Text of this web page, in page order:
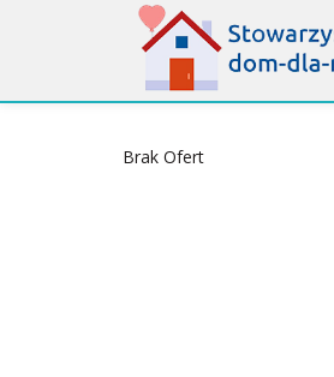
Brak Ofert